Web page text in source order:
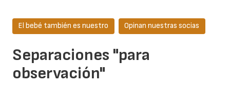
Separaciones "para
observación"
El bebé también es nuestro Opinan nuestras socias